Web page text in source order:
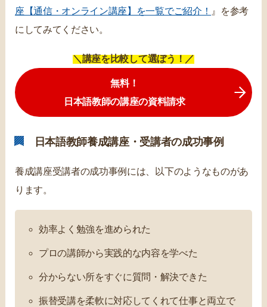
座【通信・オンライン講座】を一覧でご紹介！ 』を参考
にしてみてください。
＼講座を比較して選ぼう！／
無料！
日本語教師の講座の資料請求
日本語教師養成講座・受講者の成功事例
養成講座受講者の成功事例には、以下のようなものがあ
ります。
効率よく勉強を進められた
プロの講師から実践的な内容を学べた
分からない所をすぐに質問・解決できた
振替受講を柔軟に対応してくれて仕事と両立で